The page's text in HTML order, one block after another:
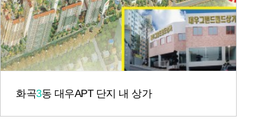
화곡3동 대우APT 단지 내 상가